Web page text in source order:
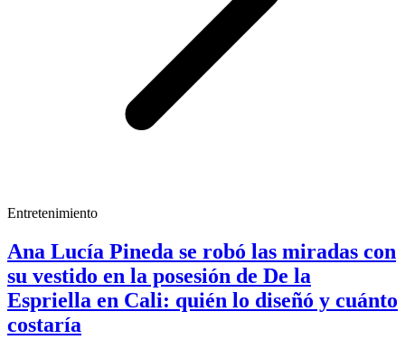
Entretenimiento
Ana Lucía Pineda se robó las miradas con
su vestido en la posesión de De la
Espriella en Cali: quién lo diseñó y cuánto
costaría